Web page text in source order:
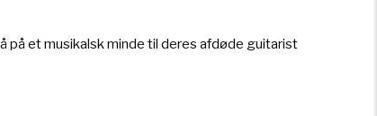
på et musikalsk minde til deres afdøde guitarist